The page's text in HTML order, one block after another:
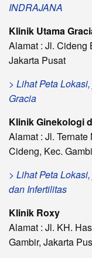
INDRAJANA
Klinik Utama
Alamat : Jl. Cideng
Jakarta Pusat
> Lihat Peta
Gracia
Klinik Ginekologi
Alamat : Jl.
Cideng, Kec.
> Lihat Peta
dan Infertilitas
Klinik Roxy
Alamat : Jl. KH.
Gambir, Jakarta